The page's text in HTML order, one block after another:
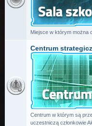
Miejsce w którym można
Centrum
Centrum w którym są
uczestniczą członkowie